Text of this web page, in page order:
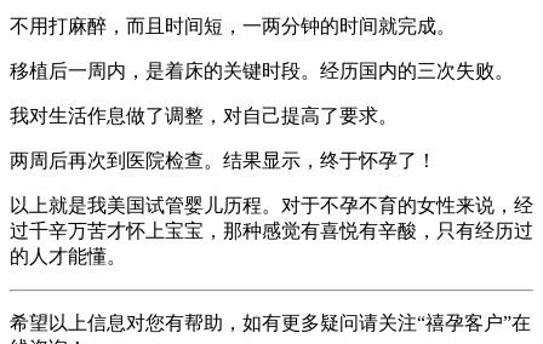
不用打麻醉，而且时间短，一两分钟的时间就完成。
移植后一周内，是着床的关键时段。经历国内的三次失败。
我对生活作息做了调整，对自己提高了要求。
两周后再次到医院检查。结果显示，终于怀孕了！
以上就是我美国试管婴儿历程。对于不孕不育的女性来说，经
过千辛万苦才怀上宝宝，那种感觉有喜悦有辛酸，只有经历过
的人才能懂。
希望以上信息对您有帮助，如有更多疑问请关注“禧孕客户”在